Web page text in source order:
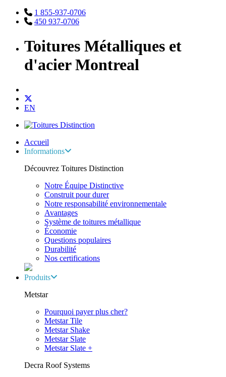
1 855-937-0706
450 937-0706
Toitures Métalliques et
d'acier Montreal
EN
Accueil
Informations
Découvrez Toitures Distinction
Notre Équipe Distinctive
Construit pour durer
Notre responsabilité environnementale
Avantages
Système de toitures métallique
Économie
Questions populaires
Durabilité
Nos certifications
Produits
Metstar
Pourquoi payer plus cher?
Metstar Tile
Metstar Shake
Metstar Slate
Metstar Slate +
Decra Roof Systems